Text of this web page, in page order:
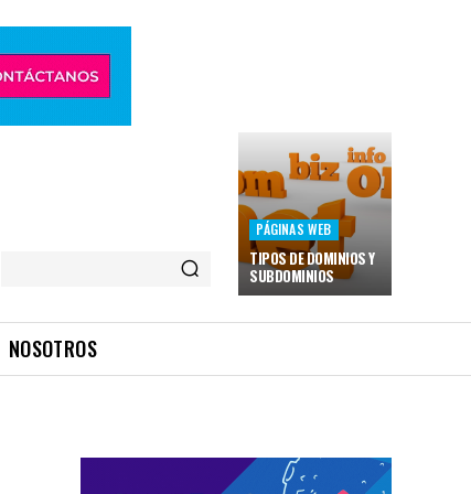
PÁGINAS WEB
TIPOS DE DOMINIOS Y
SUBDOMINIOS
NOSOTROS